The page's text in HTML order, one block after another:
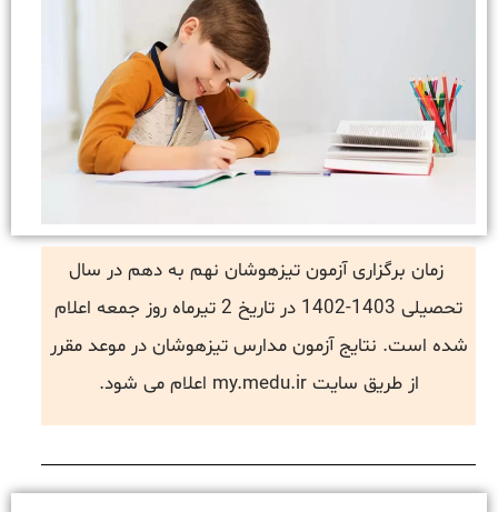
زمان برگزاری آزمون تیزهوشان نهم به دهم در سال
تحصیلی 1403-1402 در تاریخ 2 تیرماه روز جمعه اعلام
شده است. نتایج آزمون مدارس تیزهوشان در موعد مقرر
از طریق سایت my.medu.ir اعلام می شود.